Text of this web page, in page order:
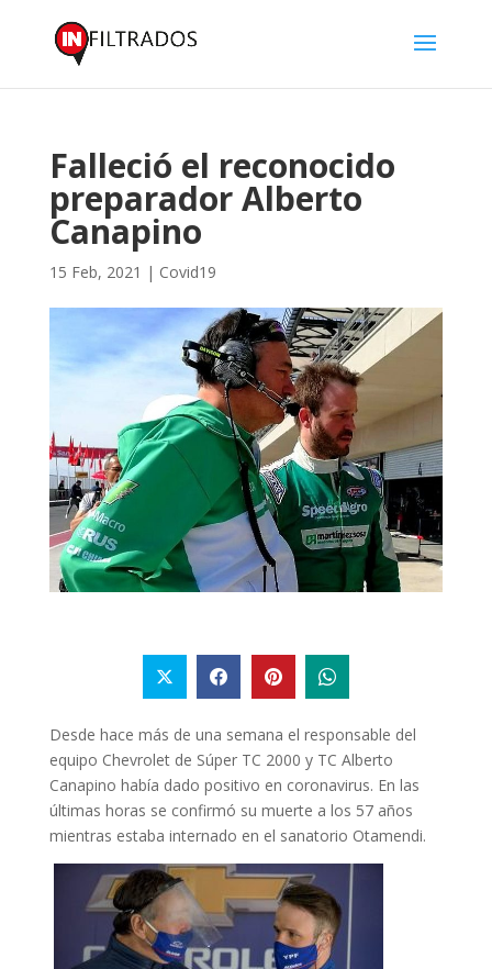
Falleció el reconocido
preparador Alberto
Canapino
15 Feb, 2021 | Covid19
Desde hace más de una semana el responsable del
equipo Chevrolet de Súper TC 2000 y TC Alberto
Canapino había dado positivo en coronavirus. En las
últimas horas se confirmó su muerte a los 57 años
mientras estaba internado en el sanatorio Otamendi.